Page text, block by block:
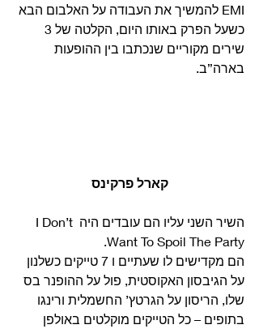
EMI להמשיך את העבודה על האלבום הבא
שירים מקוריים שנכתבו בין ההופעות
בארה”ב.
קארל פרקינס
השיר השני עליו הם עובדים היה I Don’t
Want To Spoil The Party.
הם מקדישים לו שעתיים ו 7 טייקים כשלנון
על הגיבסון האקוסטית, פול על ההופנר בס
שלו, הריסון על הגרטץ’ החשמלית ורינגו
בתופים – כל הטייקים מוקלטים באולפן